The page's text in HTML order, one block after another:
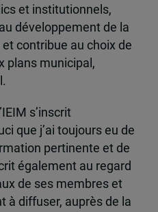
et institutionnels,
développement de la
contribue au choix de
plans municipal,
s’inscrit
que j’ai toujours eu de
pertinente et de
également au regard
de ses membres et
à diffuser, auprès de la